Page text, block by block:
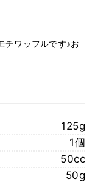
チワッフルです♪お
125g
1個
50cc
50g